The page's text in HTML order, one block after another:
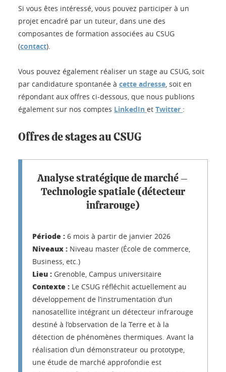
Si vous êtes intéressé, vous pouvez participer à un
projet encadré par un tuteur, dans une des
composantes de formation associées au CSUG
(contact).
Vous pouvez également réaliser un stage au CSUG, soit
par candidature spontanée à cette adresse, soit en
répondant aux offres ci-dessous, que nous publions
également sur nos comptes LinkedIn et Twitter :
Offres de stages au CSUG
Analyse stratégique de marché –
Technologie spatiale (détecteur
infrarouge)
Période : 6 mois à partir de janvier 2026
Niveaux : Niveau master (École de commerce,
Business, etc.)
Lieu : Grenoble, Campus universitaire
Contexte : Le CSUG réfléchit actuellement au
développement de l’instrumentation d’un
nanosatellite intégrant un détecteur infrarouge
destiné à l’observation de la Terre et à la
détection de phénomènes thermiques. Avant la
réalisation d’un démonstrateur ou prototype,
une étude de marché approfondie est